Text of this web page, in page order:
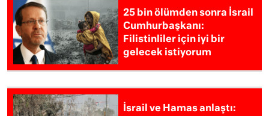
25 bin ölümden sonra İsrail
Cumhurbaşkanı:
Filistinliler için iyi bir
gelecek istiyorum
İsrail ve Hamas anlaştı: